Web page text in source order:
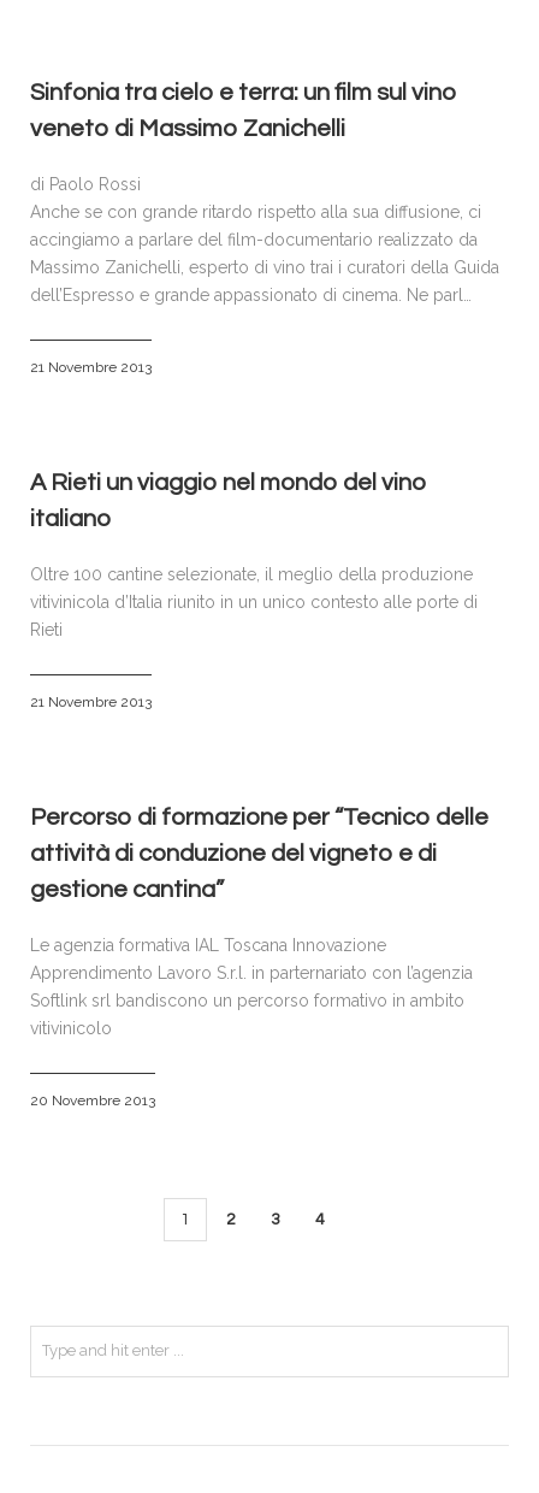
Sinfonia tra cielo e terra: un film sul vino
veneto di Massimo Zanichelli
di Paolo Rossi
Anche se con grande ritardo rispetto alla sua diffusione, ci
accingiamo a parlare del film-documentario realizzato da
Massimo Zanichelli, esperto di vino trai i curatori della Guida
dell’Espresso e grande appassionato di cinema. Ne parl…
21 Novembre 2013
A Rieti un viaggio nel mondo del vino
italiano
Oltre 100 cantine selezionate, il meglio della produzione
vitivinicola d’Italia riunito in un unico contesto alle porte di
Rieti
21 Novembre 2013
Percorso di formazione per “Tecnico delle
attività di conduzione del vigneto e di
gestione cantina”
Le agenzia formativa IAL Toscana Innovazione
Apprendimento Lavoro S.r.l. in parternariato con l’agenzia
Softlink srl bandiscono un percorso formativo in ambito
vitivinicolo
20 Novembre 2013
1 2 3 4